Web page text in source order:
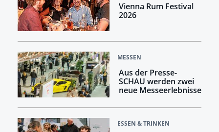
Vienna Rum Festival
2026
MESSEN
Aus der Presse-
SCHAU werden zwei
neue Messeerlebnisse
ESSEN & TRINKEN